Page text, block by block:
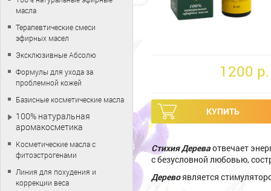
1200 p.
Стихия Дереваотвечает
с безусловной любовью,
Деревоявляется
масла
Терапевтические смеси
эфирных масел
Эксклюзивные Абсолю
Формулы для ухода за
проблемной кожей
Базисные косметические масла
100% натуральная
аромакосметика
Косметические масла с
фитоэстрогенами
Линия для похудения и
коррекции веса